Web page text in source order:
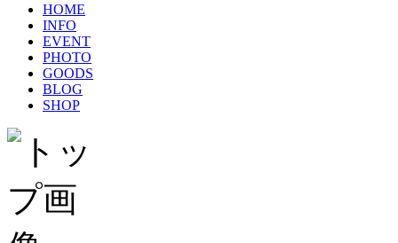
HOME
INFO
EVENT
PHOTO
GOODS
BLOG
SHOP